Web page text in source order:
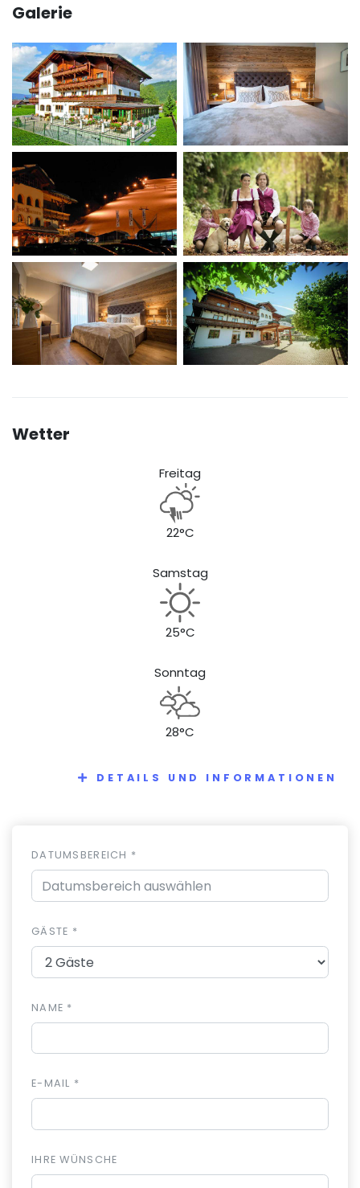
Galerie
Wetter
Freitag
22°C
Samstag
25°C
Sonntag
28°C
DETAILS UND INFORMATIONEN
DATUMSBEREICH *
GÄSTE *
NAME *
E-MAIL *
IHRE WÜNSCHE